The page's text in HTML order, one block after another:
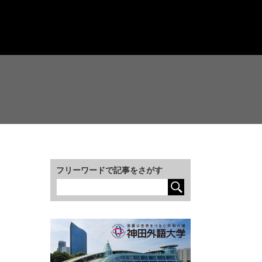
フリーワードで記事をさがす